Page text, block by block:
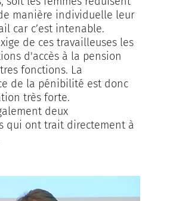
manière individuelle leur
car c’est intenable.
de ces travailleuses les
d'accès à la pension
fonctions. La
de la pénibilité est donc
très forte.
deux
qui ont trait directement à